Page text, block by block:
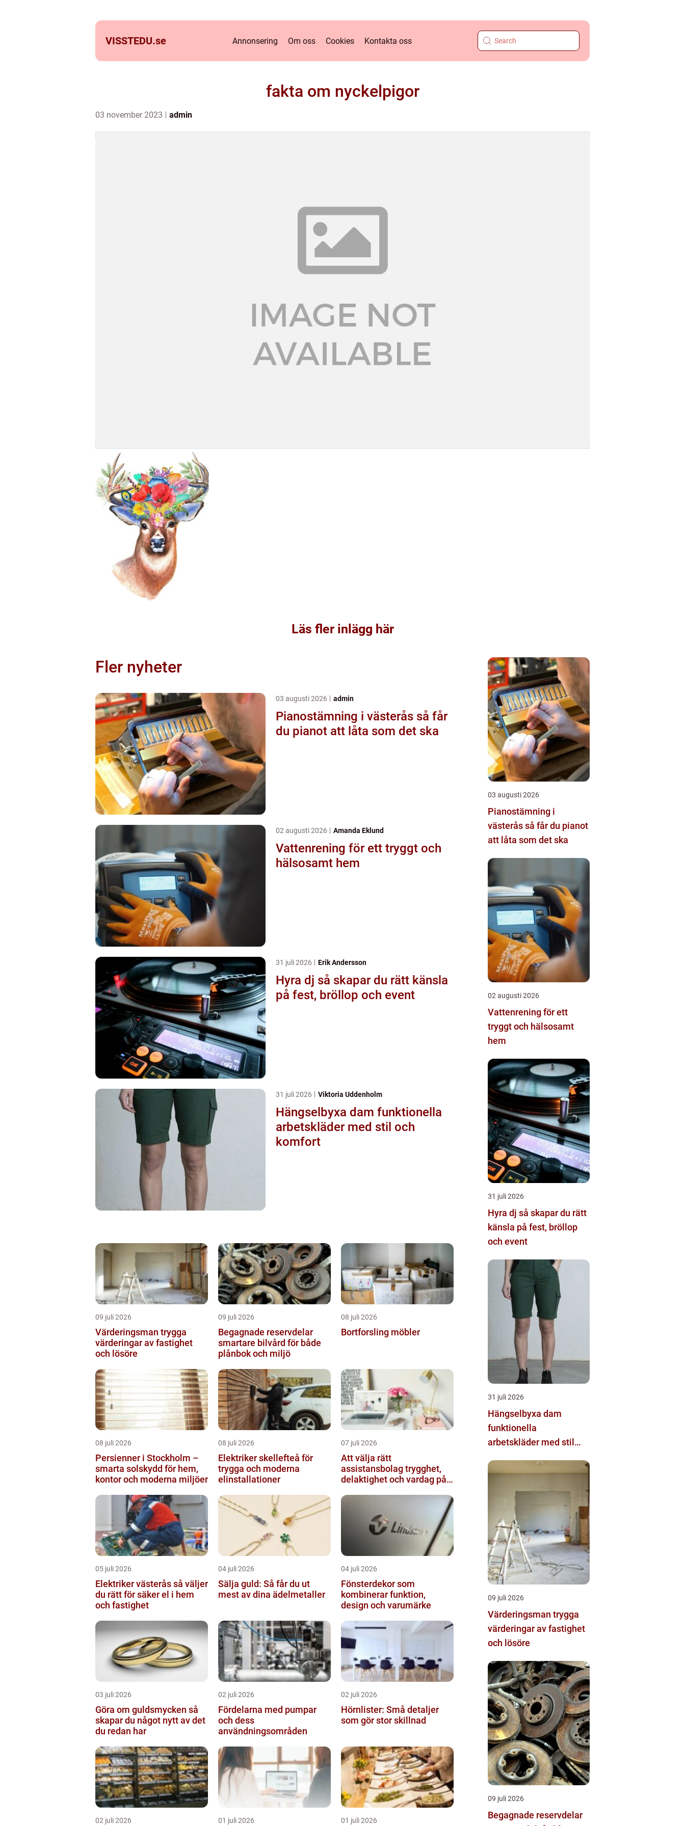
VISSTEDU.se Annonsering Om oss Cookies Kontakta oss
fakta om nyckelpigor
03 november 2023 admin
Läs fler inlägg här
Fler nyheter
03 augusti 2026 admin
Pianostämning i västerås så får
du pianot att låta som det ska
02 augusti 2026 Amanda Eklund
Vattenrening för ett tryggt och
hälsosamt hem
31 juli 2026 Erik Andersson
Hyra dj så skapar du rätt känsla
på fest, bröllop och event
31 juli 2026 Viktoria Uddenholm
Hängselbyxa dam funktionella
arbetskläder med stil och
komfort
09 juli 2026
Värderingsman trygga
värderingar av fastighet
och lösöre
09 juli 2026
Begagnade reservdelar
smartare bilvård för både
plånbok och miljö
08 juli 2026
Bortforsling möbler
08 juli 2026
Persienner i Stockholm –
smarta solskydd för hem,
kontor och moderna miljöer
08 juli 2026
Elektriker skellefteå för
trygga och moderna
elinstallationer
07 juli 2026
Att välja rätt
assistansbolag trygghet,
delaktighet och vardag på
05 juli 2026
Elektriker västerås så väljer
du rätt för säker el i hem
och fastighet
04 juli 2026
Sälja guld: Så får du ut
mest av dina ädelmetaller
04 juli 2026
Fönsterdekor som
kombinerar funktion,
design och varumärke
03 juli 2026
Göra om guldsmycken så
skapar du något nytt av det
du redan har
02 juli 2026
Fördelarna med pumpar
och dess
användningsområden
02 juli 2026
Hörnlister: Små detaljer
som gör stor skillnad
02 juli 2026 01 juli 2026 01 juli 2026
03 augusti 2026
Pianostämning i
västerås så får du pianot
att låta som det ska
02 augusti 2026
Vattenrening för ett
tryggt och hälsosamt
hem
31 juli 2026
Hyra dj så skapar du rätt
känsla på fest, bröllop
och event
31 juli 2026
Hängselbyxa dam
funktionella
arbetskläder med stil
09 juli 2026
Värderingsman trygga
värderingar av fastighet
och lösöre
09 juli 2026
Begagnade reservdelar